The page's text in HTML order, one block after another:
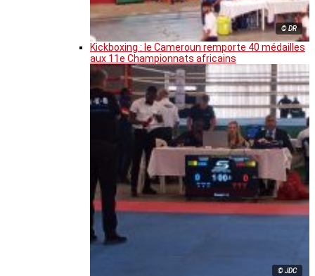
© DR
Kickboxing : le Cameroun remporte 40 médailles
aux 11e Championnats africains
© JDC